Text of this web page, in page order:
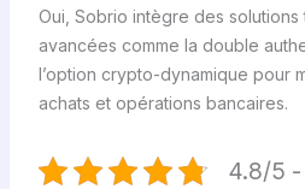
Oui, Sobrio intègre des
avancées comme la double
l’option crypto-dynamique pour
achats et opérations bancaires.
4.8/5 -